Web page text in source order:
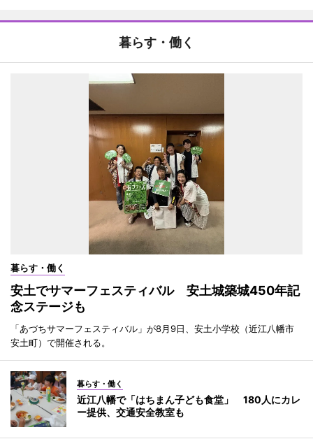
暮らす・働く
暮らす・働く
安土でサマーフェスティバル 安土城築城450年記
念ステージも
「あづちサマーフェスティバル」が8月9日、安土小学校（近江八幡市
安土町）で開催される。
暮らす・働く
近江八幡で「はちまん子ども食堂」 180人にカレ
ー提供、交通安全教室も